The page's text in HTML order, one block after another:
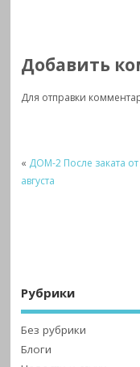
Добавить
Для отправки
« ДОМ-2 После заката
августа
Рубрики
Без рубрики
Блоги